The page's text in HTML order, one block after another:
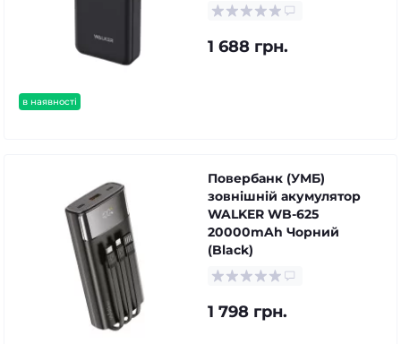
в наявності
1 688 грн.
Повербанк (УМБ)
зовнішній акумулятор
WALKER WB-625
20000mAh Чорний
(Black)
1 798 грн.